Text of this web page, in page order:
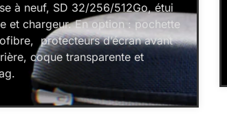
à neuf, SD 32/256/512Go, étui
et chargeur. En option : pochette
protecteurs d’écran avant
coque transparente et